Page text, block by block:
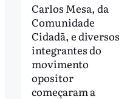
Carlos Mesa, da
Comunidade
Cidadã, e diversos
integrantes do
movimento
opositor
começaram a